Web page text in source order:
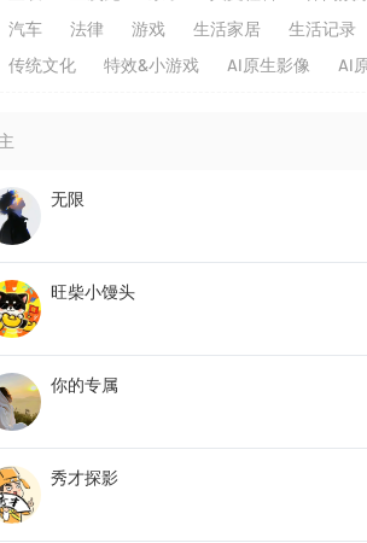
汽车 法律 游戏 生活家居
生活记录
传统文化 特效&小游戏 AI原生影像 AI
无限
旺柴小馒头
你的专属
秀才探影